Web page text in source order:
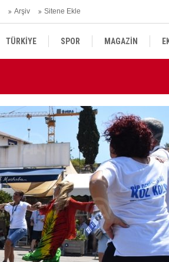
Arşiv Sitene Ekle
TÜRKİYE SPOR MAGAZİN